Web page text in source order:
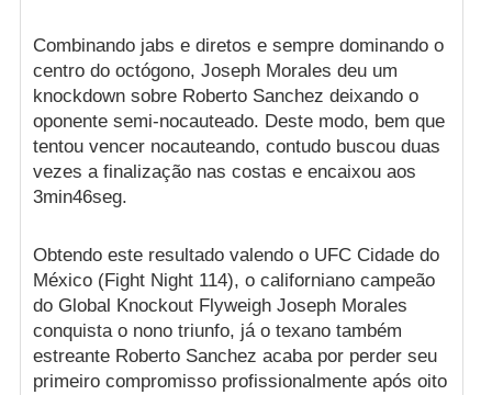
Combinando jabs e diretos e sempre dominando o
centro do octógono, Joseph Morales deu um
knockdown sobre Roberto Sanchez deixando o
oponente semi-nocauteado. Deste modo, bem que
tentou vencer nocauteando, contudo buscou duas
vezes a finalização nas costas e encaixou aos
3min46seg.
Obtendo este resultado valendo o UFC Cidade do
México (Fight Night 114), o californiano campeão
do Global Knockout Flyweigh Joseph Morales
conquista o nono triunfo, já o texano também
estreante Roberto Sanchez acaba por perder seu
primeiro compromisso profissionalmente após oito